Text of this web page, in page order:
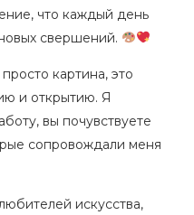
что каждый день
свершений.
картина, это
и открытию. Я
вы почувствуете
сопровождали меня
искусства,